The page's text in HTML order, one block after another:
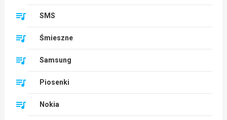
SMS
Śmieszne
Samsung
Piosenki
Nokia